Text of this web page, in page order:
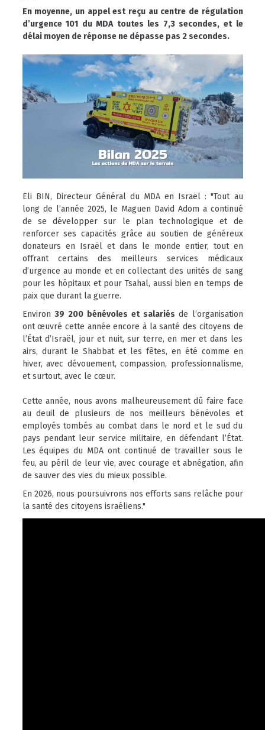
En moyenne, un appel est reçu au centre de régulation
d’urgence 101 du MDA toutes les 7,3 secondes, et le
délai moyen de réponse ne dépasse pas 2 secondes.
Eli BIN, Directeur Général du MDA en Israël : "Tout au
long de l’année 2025, le Maguen David Adom a continué
de se développer sur le plan technologique et de
renforcer ses capacités grâce au soutien de généreux
donateurs en Israël et dans le monde entier, tout en
offrant certains des meilleurs services médicaux
d’urgence au monde et en collectant des unités de sang
pour les hôpitaux et pour Tsahal, aussi bien en temps de
paix que durant la guerre.
Environ39 200 bénévoles et salariés de l’organisation
ont œuvré cette année encore à la santé des citoyens de
l’État d’Israël, jour et nuit, sur terre, en mer et dans les
airs, durant le Shabbat et les fêtes, en été comme en
hiver, avec dévouement, compassion, professionnalisme,
et surtout, avec le cœur.
Cette année, nous avons malheureusement dû faire face
au deuil de plusieurs de nos meilleurs bénévoles et
employés tombés au combat dans le nord et le sud du
pays pendant leur service militaire, en défendant l’État.
Les équipes du MDA ont continué de travailler sous le
feu, au péril de leur vie, avec courage et abnégation, afin
de sauver des vies du mieux possible.
En 2026, nous poursuivrons nos efforts sans relâche pour
la santé des citoyens israéliens."